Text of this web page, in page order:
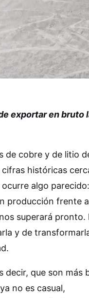
exportar en bruto
de cobre y de litio
históricas
ocurre algo parecido:
producción frente a
superará pronto.
y de
decir, que son más
no es casual,